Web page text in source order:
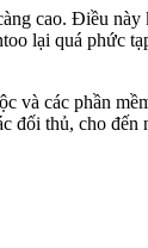
cao. Điều
lại quá phức
và các phần
đối thủ, cho